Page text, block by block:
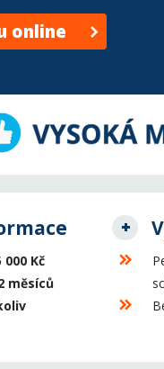
online
000 Kč
měsíců